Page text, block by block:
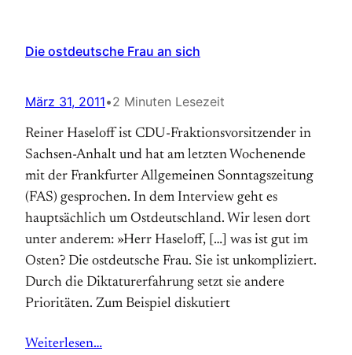
Die ostdeutsche Frau an sich
März 31, 2011•2 Minuten Lesezeit
Reiner Haseloff ist CDU-Fraktionsvorsitzender in
Sachsen-Anhalt und hat am letzten Wochenende
mit der Frankfurter Allgemeinen Sonntagszeitung
(FAS) gesprochen. In dem Interview geht es
hauptsächlich um Ostdeutschland. Wir lesen dort
unter anderem: »Herr Haseloff, […] was ist gut im
Osten? Die ostdeutsche Frau. Sie ist unkompliziert.
Durch die Diktaturerfahrung setzt sie andere
Prioritäten. Zum Beispiel diskutiert
Weiterlesen…